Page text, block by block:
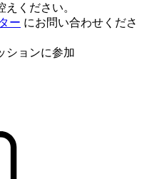
ください。
ー にお問い合わせくださ
ションに参加